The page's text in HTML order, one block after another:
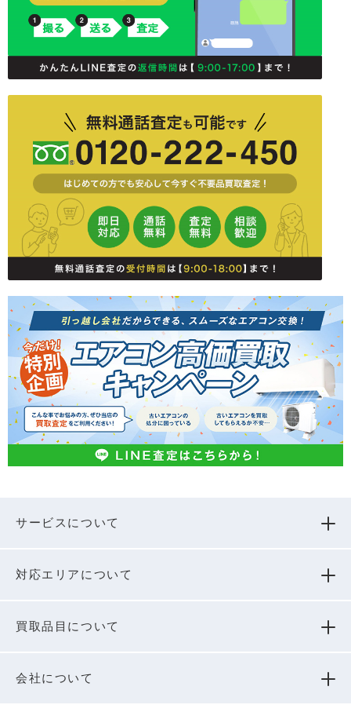
サービスについて
対応エリアについて
買取品⽬について
会社について